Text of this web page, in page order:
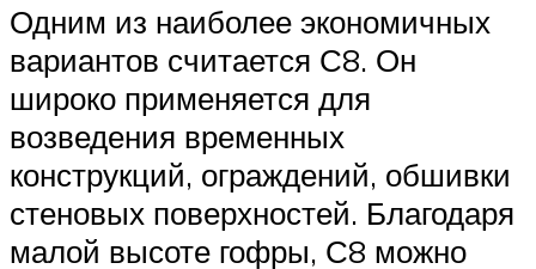
Одним из наиболее экономичных
вариантов считается С8. Он
широко применяется для
возведения временных
конструкций, ограждений, обшивки
стеновых поверхностей. Благодаря
малой высоте гофры, С8 можно